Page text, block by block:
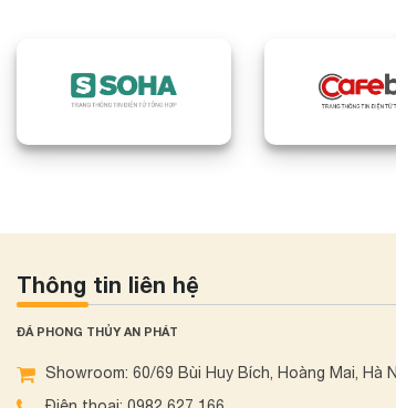
Thông tin liên hệ
ĐÁ PHONG THỦY AN PHÁT
Showroom: 60/69 Bùi Huy Bích, Hoàng Mai, Hà